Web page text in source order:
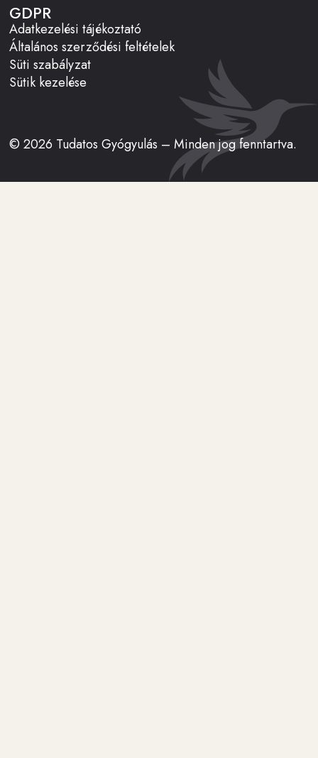
GDPR
Adatkezelési tájékoztató
Általános szerződési feltételek
Süti szabályzat
Sütik kezelése
© 2026 Tudatos Gyógyulás – Minden jog fenntartva.